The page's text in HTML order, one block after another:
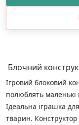
Блочний
Ігровий блоковий
полюблять
Ідеальна іграшка
тварин. Конструктор